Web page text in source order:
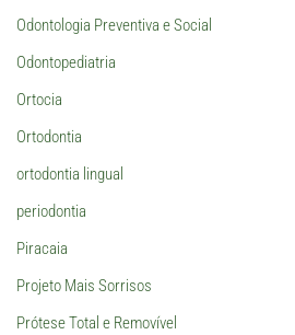
Odontologia Preventiva e Social
Odontopediatria
Ortocia
Ortodontia
ortodontia lingual
periodontia
Piracaia
Projeto Mais Sorrisos
Prótese Total e Removível